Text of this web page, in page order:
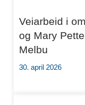
Veiarbeid i
og Mary
Melbu
30. april 2026